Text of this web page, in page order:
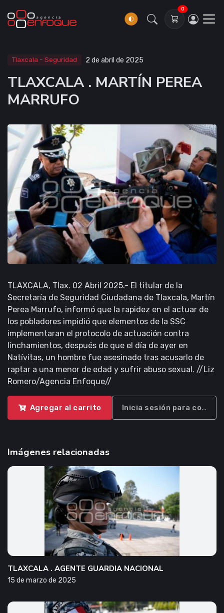
0
Tlaxcala - Seguridad 2 de abril de 2025
TLAXCALA . MARTÍN PEREA
MARRUFO
TLAXCALA, Tlax. 02 Abril 2025.- El titular de la
Secretaría de Seguridad Ciudadana de Tlaxcala, Martín
Perea Marrufo, informó que la rapidez en el actuar de
los pobladores impidió que elementos de la SSC
implementaran el protocolo de actuación contra
linchamientos, después de que el día de ayer en
Natívitas, un hombre fue asesinado tras acusarlo de
raptar a una menor de edad y sufrir abuso sexual. //Liz
Romero/Agencia Enfoque//
Agregar al carrito Inicia sesión para
Imágenes relacionadas
TLAXCALA . AGENTE GUARDIA NACIONAL
15 de marzo de 2025